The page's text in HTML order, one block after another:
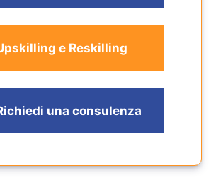
e Reskilling
una consulenza